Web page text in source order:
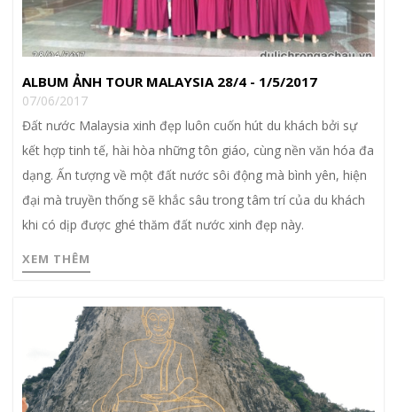
ALBUM ẢNH TOUR MALAYSIA 28/4 - 1/5/2017
07/06/2017
Đất nước Malaysia xinh đẹp luôn cuốn hút du khách bởi sự
kết hợp tinh tế, hài hòa những tôn giáo, cùng nền văn hóa đa
dạng. Ấn tượng về một đất nước sôi động mà bình yên, hiện
đại mà truyền thống sẽ khắc sâu trong tâm trí của du khách
khi có dịp được ghé thăm đất nước xinh đẹp này.
XEM THÊM